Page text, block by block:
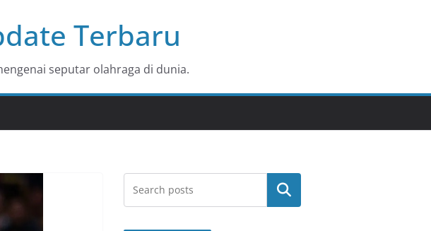
Terbaru
seputar olahraga di dunia.
Search